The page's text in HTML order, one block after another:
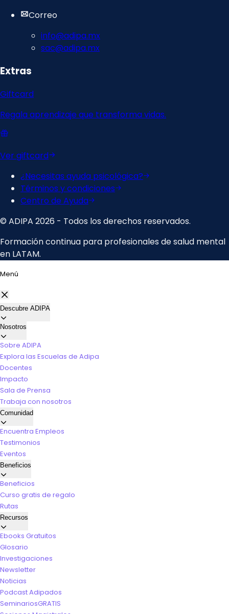
Menú
Descubre ADIPA
Nosotros
Sobre ADIPA
Explora las Escuelas de Adipa
Docentes
Impacto
Sala de Prensa
Trabaja con nosotros
Comunidad
Encuentra Empleos
Testimonios
Eventos
Beneficios
Beneficios
Curso gratis de regalo
Rutas
Recursos
Ebooks Gratuitos
Glosario
Investigaciones
Newsletter
Noticias
Podcast Adipados
SeminariosGRATIS